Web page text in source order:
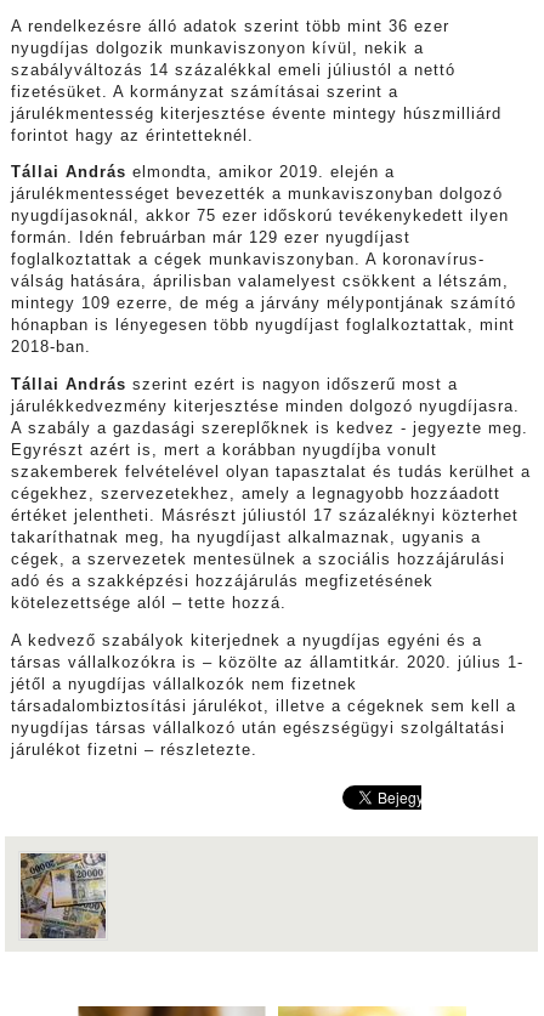
A rendelkezésre álló adatok szerint több mint 36 ezer
nyugdíjas dolgozik munkaviszonyon kívül, nekik a
szabályváltozás 14 százalékkal emeli júliustól a nettó
fizetésüket. A kormányzat számításai szerint a
járulékmentesség kiterjesztése évente mintegy húszmilliárd
forintot hagy az érintetteknél.
Tállai András elmondta, amikor 2019. elején a
járulékmentességet bevezették a munkaviszonyban dolgozó
nyugdíjasoknál, akkor 75 ezer időskorú tevékenykedett ilyen
formán. Idén februárban már 129 ezer nyugdíjast
foglalkoztattak a cégek munkaviszonyban. A koronavírus-
válság hatására, áprilisban valamelyest csökkent a létszám,
mintegy 109 ezerre, de még a járvány mélypontjának számító
hónapban is lényegesen több nyugdíjast foglalkoztattak, mint
2018-ban.
Tállai András szerint ezért is nagyon időszerű most a
járulékkedvezmény kiterjesztése minden dolgozó nyugdíjasra.
A szabály a gazdasági szereplőknek is kedvez - jegyezte meg.
Egyrészt azért is, mert a korábban nyugdíjba vonult
szakemberek felvételével olyan tapasztalat és tudás kerülhet a
cégekhez, szervezetekhez, amely a legnagyobb hozzáadott
értéket jelentheti. Másrészt júliustól 17 százaléknyi közterhet
takaríthatnak meg, ha nyugdíjast alkalmaznak, ugyanis a
cégek, a szervezetek mentesülnek a szociális hozzájárulási
adó és a szakképzési hozzájárulás megfizetésének
kötelezettsége alól – tette hozzá.
A kedvező szabályok kiterjednek a nyugdíjas egyéni és a
társas vállalkozókra is – közölte az államtitkár. 2020. július 1-
jétől a nyugdíjas vállalkozók nem fizetnek
társadalombiztosítási járulékot, illetve a cégeknek sem kell a
nyugdíjas társas vállalkozó után egészségügyi szolgáltatási
járulékot fizetni – részletezte.